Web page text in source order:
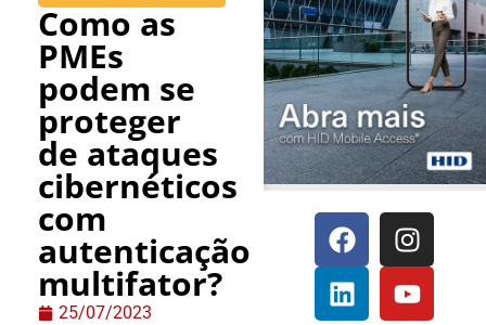
Como as
PMEs
podem se
proteger
de ataques
cibernéticos
com
autenticação
multifator?
25/07/2023